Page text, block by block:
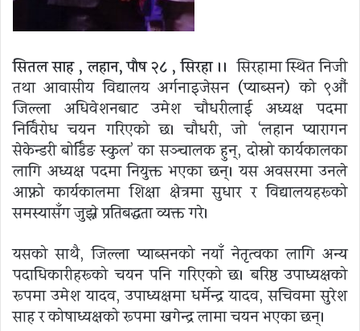
सितल साह , लहान, पाैष २८ , सिरहा ।। सिरहामा स्थित निजी
तथा आवासीय विद्यालय अर्गनाइजेसन (प्याब्सन) को ९औं
जिल्ला अधिवेशनबाट उमेश चौधरीलाई अध्यक्ष पदमा
निर्विरोध चयन गरिएको छ। चौधरी, जो ‘लहान प्यारागन
सेकेन्डरी बोर्डिङ स्कुल’ का सञ्चालक हुन्, दोस्रो कार्यकालका
लागि अध्यक्ष पदमा नियुक्त भएका छन्। यस अवसरमा उनले
आफ्नो कार्यकालमा शिक्षा क्षेत्रमा सुधार र विद्यालयहरूको
समस्यासँग जुझ्ने प्रतिबद्धता व्यक्त गरे।
यसको साथै, जिल्ला प्याब्सनको नयाँ नेतृत्वका लागि अन्य
पदाधिकारीहरूको चयन पनि गरिएको छ। बरिष्ठ उपाध्यक्षको
रूपमा उमेश यादव, उपाध्यक्षमा धर्मेन्द्र यादव, सचिवमा सुरेश
साह र कोषाध्यक्षको रूपमा खगेन्द्र लामा चयन भएका छन्।